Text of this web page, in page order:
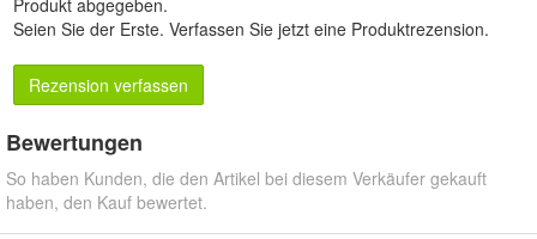
Seien Sie der Erste. Verfassen Sie jetzt eine Produktrezension.
Rezension verfassen
Bewertungen
So haben Kunden, die den Artikel bei diesem Verkäufer gekauft
haben, den Kauf bewertet.